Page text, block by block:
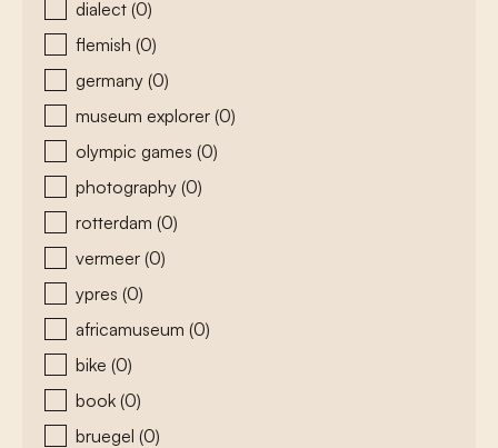
dialect (0)
flemish (0)
germany (0)
museum explorer (0)
olympic games (0)
photography (0)
rotterdam (0)
vermeer (0)
ypres (0)
africamuseum (0)
bike (0)
book (0)
bruegel (0)